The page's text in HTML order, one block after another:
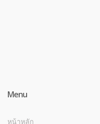
Menu
หน้าหลัก